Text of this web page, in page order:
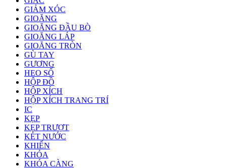
GIẢM XÓC
GIOĂNG
GIOĂNG ĐẦU BÒ
GIOĂNG LÁP
GIOĂNG TRÒN
GÙ TAY
GƯƠNG
HEO SỐ
HỘP ĐỒ
HỘP XÍCH
HỘP XÍCH TRANG TRÍ
IC
KẸP
KẸP TRƯỢT
KÉT NƯỚC
KHIỂN
KHÓA
KHÓA CÀNG